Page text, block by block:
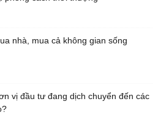
nhà, mua cả không gian sống
vị đầu tư đang dịch chuyển đến các